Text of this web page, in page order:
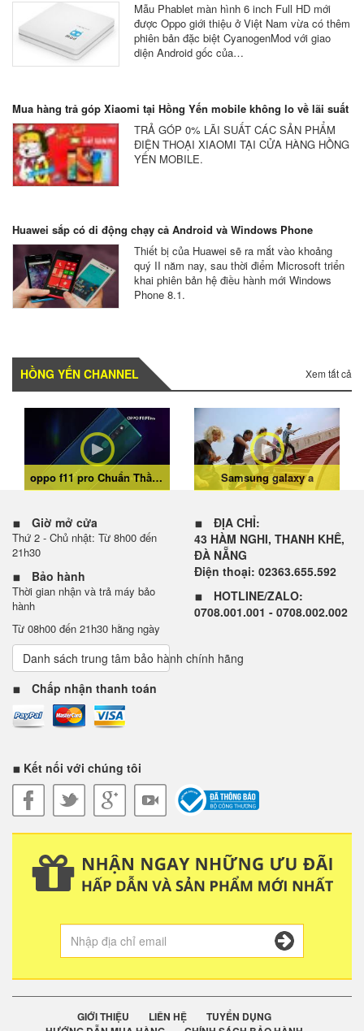
Mẫu Phablet màn hình 6 inch Full HD mới
được Oppo giới thiệu ở Việt Nam vừa có thêm
phiên bản đặc biệt CyanogenMod với giao
diện Android gốc của…
Mua hàng trả góp Xiaomi tại Hồng Yến mobile không lo về lãi suất
TRẢ GÓP 0% LÃI SUẤT CÁC SẢN PHẨM
ĐIỆN THOẠI XIAOMI TẠI CỬA HÀNG HỒNG
YẾN MOBILE.
Huawei sắp có di động chạy cả Android và Windows Phone
Thiết bị của Huawei sẽ ra mắt vào khoảng
quý II năm nay, sau thời điểm Microsoft triển
khai phiên bản hệ điều hành mới Windows
Phone 8.1.
HỒNG YẾN CHANNEL Xem tất cả
oppo f11 pro Chuẩn Thần Thái Sáng Chân Dung Samsung galaxy a
Giờ mở cửa
Thứ 2 - Chủ nhật: Từ 8h00 đến
21h30
Bảo hành
Thời gian nhận và trả máy bảo
hành
Từ 08h00 đến 21h30 hằng ngày
Danh sách trung tâm bảo hành chính hãng
Chấp nhận thanh toán
ĐỊA CHỈ:
43 HÀM NGHI, THANH KHÊ,
ĐÀ NẴNG
Điện thoại: 02363.655.592
HOTLINE/ZALO:
0708.001.001 - 0708.002.002
Kết nối với chúng tôi
GIỚI THIỆU LIÊN HỆ
TUYỂN DỤNG